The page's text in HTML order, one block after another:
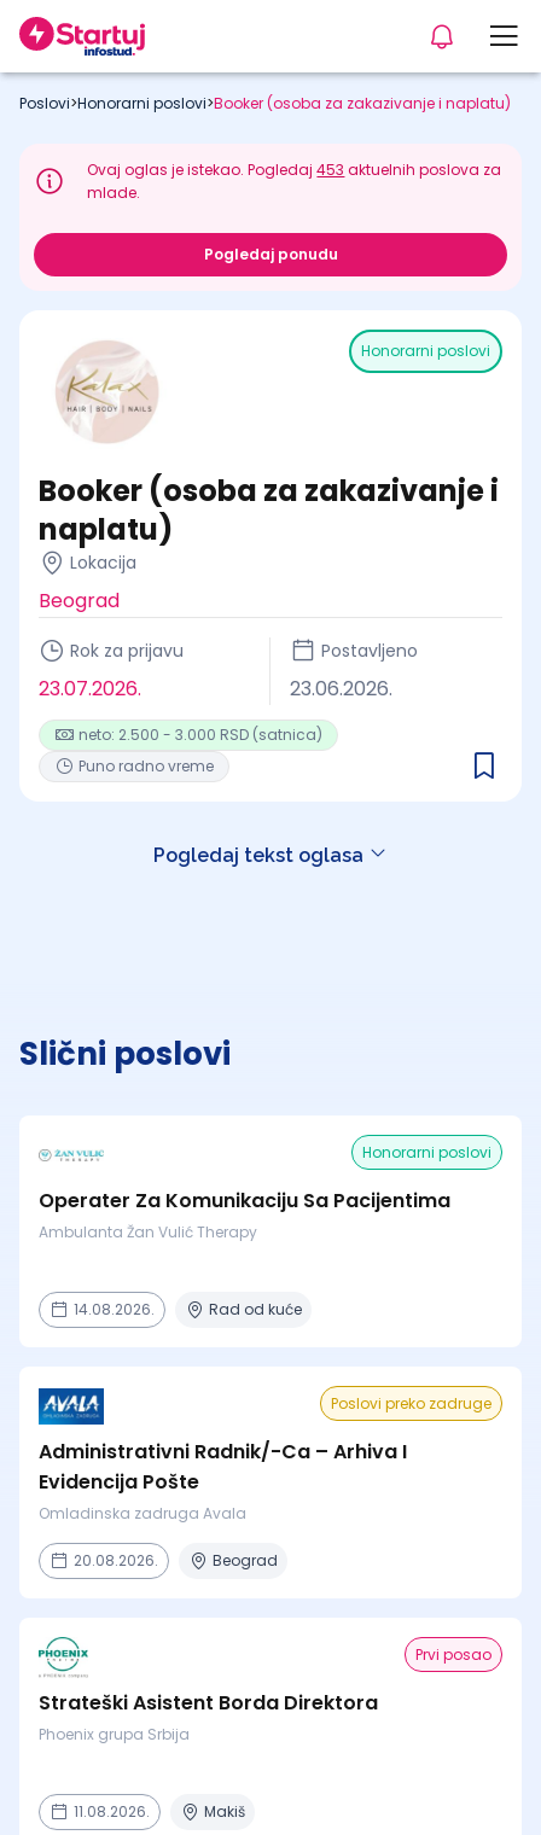
Poslovi>Honorarni poslovi>Booker (osoba za zakazivanje i naplatu)
Ovaj oglas je istekao. Pogledaj453 aktuelnih poslova za
mlade.
Pogledaj ponudu
Honorarni poslovi
Booker (osoba za zakazivanje i
naplatu)
Lokacija
Beograd
Rok za prijavu
23.07.2026.
Postavljeno
23.06.2026.
neto: 2.500 - 3.000 RSD (satnica)
Puno radno vreme
Pogledaj tekst oglasa
Slični poslovi
Honorarni poslovi
Operater Za Komunikaciju Sa Pacijentima
Ambulanta Žan Vulić Therapy
14.08.2026. Rad od kuće
Poslovi preko zadruge
Administrativni Radnik/-Ca – Arhiva I
Evidencija Pošte
Omladinska zadruga Avala
20.08.2026. Beograd
Prvi posao
Strateški Asistent Borda Direktora
Phoenix grupa Srbija
11.08.2026. Makiš